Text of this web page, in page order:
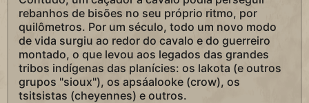
rebanhos de bisões no seu próprio ritmo, por
quilômetros. Por um século, todo um novo modo
de vida surgiu ao redor do cavalo e do guerreiro
montado, o que levou aos legados das grandes
tribos indígenas das planícies: os lakota (e outros
grupos "sioux"), os apsáalooke (crow), os
tsitsistas (cheyennes) e outros.